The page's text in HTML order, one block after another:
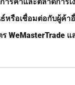
ารค้าและตลาดการเ
หรือเชื่อมต่อกับผู้ค้า
WeMasterTrade